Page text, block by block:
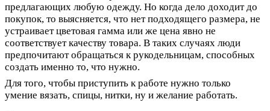
предлагающих любую одежду. Но когда дело доходит до
покупок, то выясняется, что нет подходящего размера, не
устраивает цветовая гамма или же цена явно не
соответствует качеству товара. В таких случаях люди
предпочитают обращаться к рукодельницам, способных
создать именно то, что нужно.
Для того, чтобы приступить к работе нужно только
умение вязать, спицы, нитки, ну и желание работать.